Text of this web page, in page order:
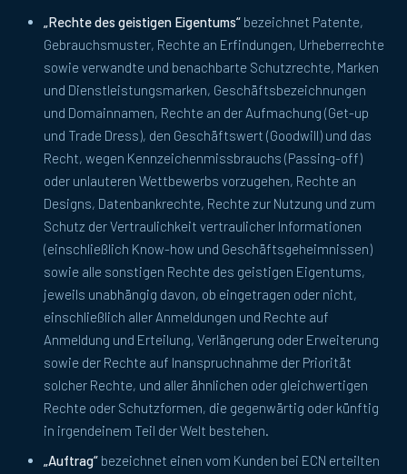
„Rechte des geistigen Eigentums“ bezeichnet Patente,
Gebrauchsmuster, Rechte an Erfindungen, Urheberrechte
sowie verwandte und benachbarte Schutzrechte, Marken
und Dienstleistungsmarken, Geschäftsbezeichnungen
und Domainnamen, Rechte an der Aufmachung (Get-up
und Trade Dress), den Geschäftswert (Goodwill) und das
Recht, wegen Kennzeichenmissbrauchs (Passing-off)
oder unlauteren Wettbewerbs vorzugehen, Rechte an
Designs, Datenbankrechte, Rechte zur Nutzung und zum
Schutz der Vertraulichkeit vertraulicher Informationen
(einschließlich Know-how und Geschäftsgeheimnissen)
sowie alle sonstigen Rechte des geistigen Eigentums,
jeweils unabhängig davon, ob eingetragen oder nicht,
einschließlich aller Anmeldungen und Rechte auf
Anmeldung und Erteilung, Verlängerung oder Erweiterung
sowie der Rechte auf Inanspruchnahme der Priorität
solcher Rechte, und aller ähnlichen oder gleichwertigen
Rechte oder Schutzformen, die gegenwärtig oder künftig
in irgendeinem Teil der Welt bestehen.
„Auftrag“ bezeichnet einen vom Kunden bei ECN erteilten